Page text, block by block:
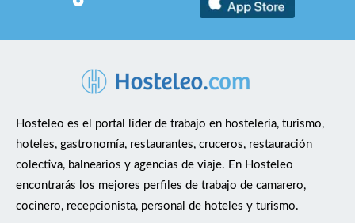
Hosteleo es el portal líder de trabajo en hostelería, turismo,
hoteles, gastronomía, restaurantes, cruceros, restauración
colectiva, balnearios y agencias de viaje. En Hosteleo
encontrarás los mejores perfiles de trabajo de camarero,
cocinero, recepcionista, personal de hoteles y turismo.